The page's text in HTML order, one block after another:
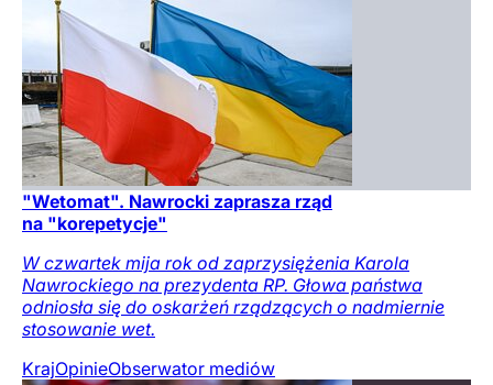
"Wetomat". Nawrocki zaprasza rząd
na "korepetycje"
W czwartek mija rok od zaprzysiężenia Karola
Nawrockiego na prezydenta RP. Głowa państwa
odniosła się do oskarżeń rządzących o nadmiernie
stosowanie wet.
KrajOpinieObserwator mediów